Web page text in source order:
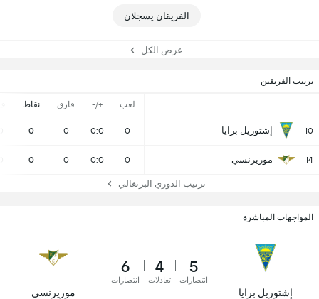
الفريقان يسجلان
عرض الكل
ترتيب الفريقين
لعب +/- فارق نقاط
10 إشتوريل برايا 0
0:0
0
0
14 موريرنسي 0
0:0
0
0
ترتيب الدوري البرتغالي
المواجهات المباشرة
إشتوريل برايا
5
انتصارات
4
تعادلات
6
انتصارات
موريرنسي